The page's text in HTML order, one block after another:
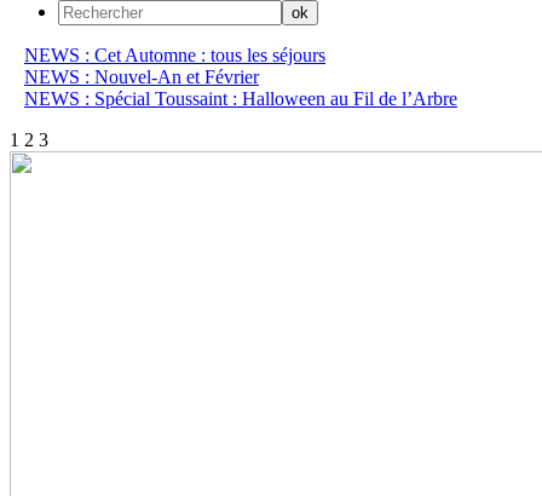
NEWS : Cet Automne : tous les séjours
NEWS : Nouvel-An et Février
NEWS : Spécial Toussaint : Halloween au Fil de l’Arbre
1 2 3